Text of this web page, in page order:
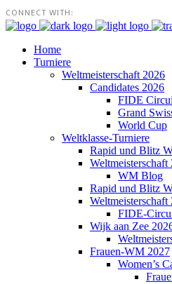
CONNECT WITH:
Home
Turniere
Weltmeisterschaft 2026
Candidates 2026
FIDE
Grand
World Cup
Weltklasse-Turniere
Rapid und Blitz
Weltmeisterschaft
WM Blog
Rapid und Blitz
Weltmeisterschaft
FIDE-
Wijk aan Zee
Frauen-WM 2027
Women’s